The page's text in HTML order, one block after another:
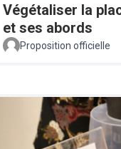
Végétaliser la
et ses abords
Proposition officielle